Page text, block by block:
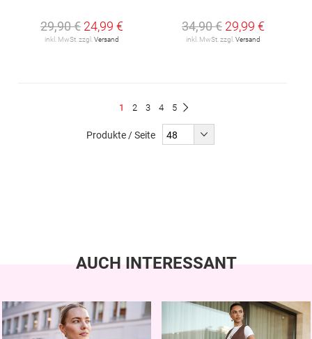
29,90 € 24,99 €
inkl. MwSt. zzgl. Versand
34,90 € 29,99 €
inkl. MwSt. zzgl. Versand
Du
1 Seite
2 Seite
3 Seite
4 Seite
5
Produkte / Seite
AUCH INTERESSANT